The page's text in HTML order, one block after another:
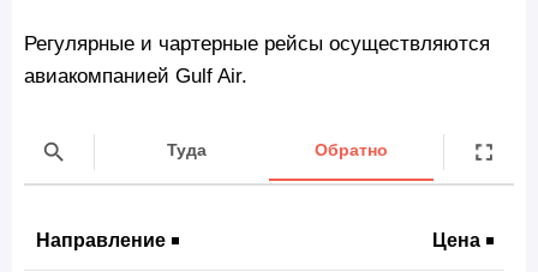
Регулярные и чартерные рейсы осуществляются
авиакомпанией Gulf Air.
Туда Обратно
Направление Цена